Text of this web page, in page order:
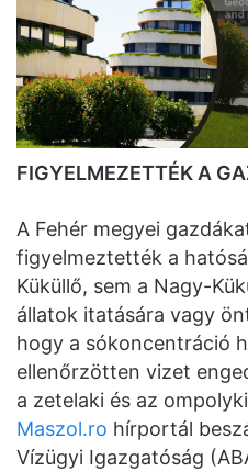
FIGYELMEZETTÉK A
A Fehér megyei
figyelmeztették a
Küküllő, sem a Nagy-
állatok itatására vagy
hogy a sókoncentráció
ellenőrzötten vizet
a zetelaki és az
Maszol.ro hírportál
Vízügyi Igazgatóság